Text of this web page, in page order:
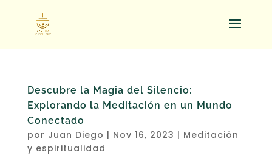
Descubre la Magia del Silencio:
Explorando la Meditación en un Mundo
Conectado
por Juan Diego | Nov 16, 2023 | Meditación
y espiritualidad